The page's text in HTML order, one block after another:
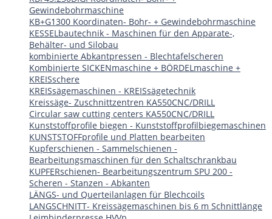
Gewindebohrmaschine
KB+G1300 Koordinaten- Bohr- + Gewindebohrmaschine
KESSELbautechnik - Maschinen für den Apparate-,
Behälter- und Silobau
kombinierte Abkantpressen - Blechtafelscheren
Kombinierte SICKENmaschine + BÖRDELmaschine +
KREISschere
KREISsägemaschinen - KREISsägetechnik
Kreissäge- Zuschnittzentren KA550CNC/DRILL
Circular saw cutting centers KA550CNC/DRILL
Kunststoffprofile biegen - Kunststoffprofilbiegemaschinen
KUNSTSTOFFprofile und Platten bearbeiten
Kupferschienen - Sammelschienen -
Bearbeitungsmaschinen für den Schaltschrankbau
KUPFERschienen- Bearbeitungszentrum SPU 200 -
Scheren - Stanzen - Abkanten
LÄNGS- und Querteilanlagen für Blechcoils
LANGSCHNITT- Kreissägemaschinen bis 6 m Schnittlänge